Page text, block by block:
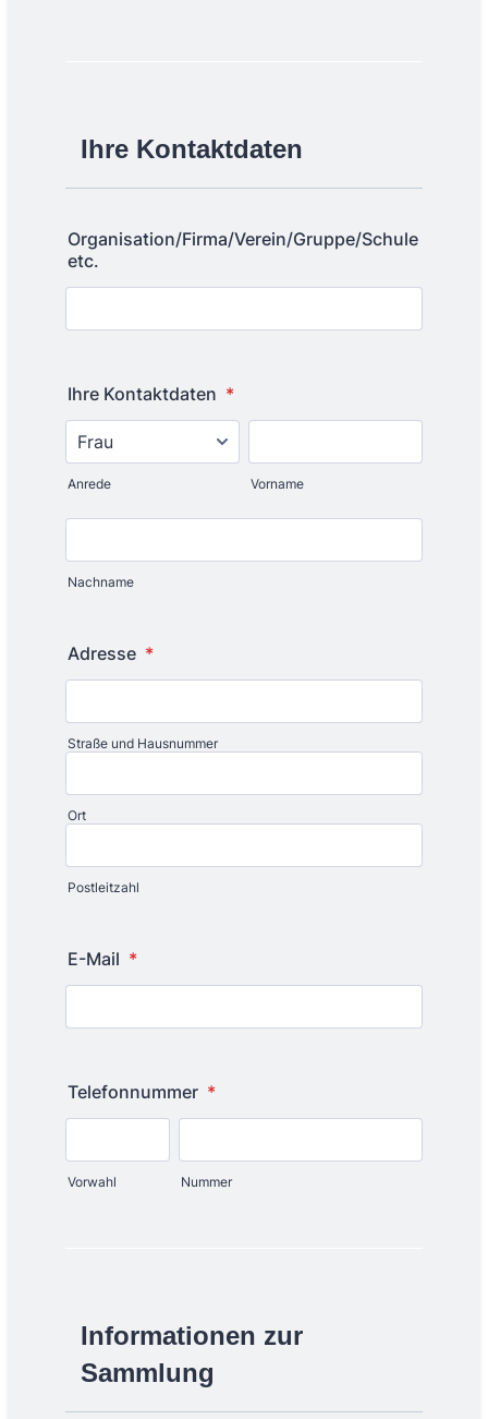
Ihre Kontaktdaten
Organisation/Firma/Verein/Gruppe/Schule
etc.
Ihre Kontaktdaten *
Anrede Vorname
Nachname
Adresse *
Straße und Hausnummer
Ort
Postleitzahl
E-Mail *
Telefonnummer *
Vorwahl Nummer
Informationen zur
Sammlung